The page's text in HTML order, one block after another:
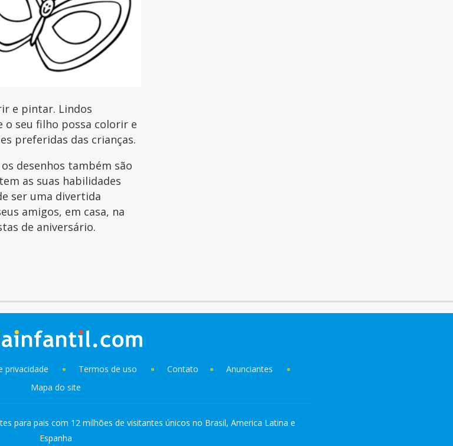
e pintar. Lindos
o seu filho possa colorir e
preferidas das crianças.
desenhos também são
as suas habilidades
ser uma divertida
amigos, em casa, na
de aniversário.
privacidade Termos de uso Contato
Anunciantes
Mapa do site
para pais com 12 milhões de visitantes únicos no Brasil, America Latina e
Espanha